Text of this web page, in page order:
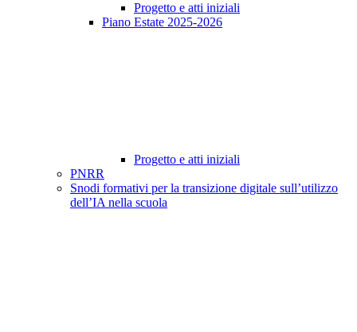
Progetto e atti iniziali
Piano Estate 2025-2026
Progetto e atti iniziali
PNRR
Snodi formativi per la transizione digitale sull’utilizzo
dell’IA nella scuola